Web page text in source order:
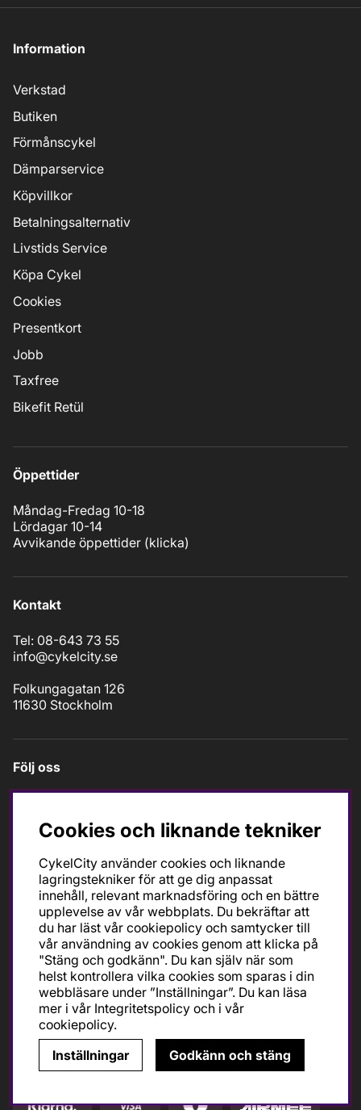
Information
Verkstad
Butiken
Förmånscykel
Dämparservice
Köpvillkor
Betalningsalternativ
Livstids Service
Köpa Cykel
Cookies
Presentkort
Jobb
Taxfree
Bikefit Retül
Öppettider
Måndag-Fredag 10-18
Lördagar 10-14
Avvikande öppettider (klicka)
Kontakt
Tel: 08-643 73 55
info@cykelcity.se
Folkungagatan 126
11630 Stockholm
Följ oss
Ska du köpa cykel för träning och tävling så är det till
oss du ska vända dig. Racer, gravel, triathlon och MTB.
Vi är en mycket personlig cykelaffär med hög
servicegrad och alla vi som jobbar är inbitna cyklister
med stor passion, erfarenhet och kunskap om cykling
och dess produkter. Gör din bästa cykelaffär på
CykelCity!
Cookies och liknande tekniker
CykelCity använder cookies och liknande
lagringstekniker för att ge dig anpassat
innehåll, relevant marknadsföring och en bättre
upplevelse av vår webbplats. Du bekräftar att
du har läst vår cookiepolicy och samtycker till
vår användning av cookies genom att klicka på
"Stäng och godkänn". Du kan själv när som
helst kontrollera vilka cookies som sparas i din
webbläsare under ”Inställningar”. Du kan läsa
mer i vår Integritetspolicy och i vår
cookiepolicy.
Inställningar
Godkänn och stäng